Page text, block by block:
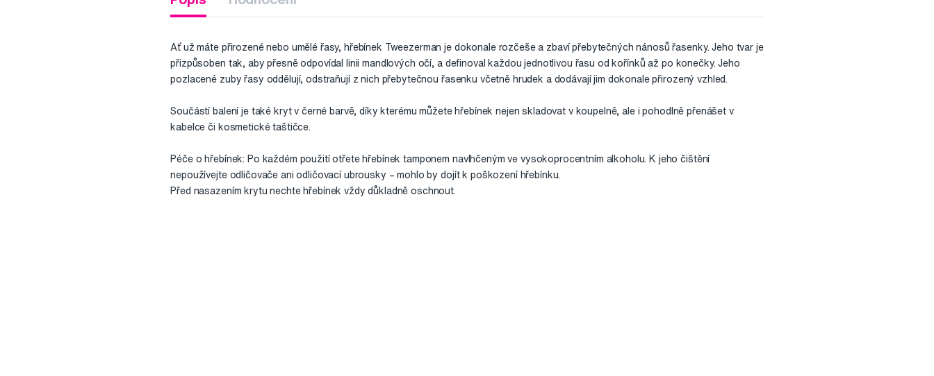
Ať už máte přirozené nebo umělé řasy, hřebínek Tweezerman je dokonale rozčeše a zbaví přebytečných nánosů řasenky. Jeho tvar je
přizpůsoben tak, aby přesně odpovídal linii mandlových očí, a definoval každou jednotlivou řasu od kořínků až po konečky. Jeho
pozlacené zuby řasy oddělují, odstraňují z nich přebytečnou řasenku včetně hrudek a dodávají jim dokonale přirozený vzhled.
Součástí balení je také kryt v černé barvě, díky kterému můžete hřebínek nejen skladovat v koupelně, ale i pohodlně přenášet v
kabelce či kosmetické taštičce.
Péče o hřebínek: Po každém použití otřete hřebínek tamponem navlhčeným ve vysokoprocentním alkoholu. K jeho čištění
nepoužívejte odličovače ani odličovací ubrousky – mohlo by dojít k poškození hřebínku.
Před nasazením krytu nechte hřebínek vždy důkladně oschnout.